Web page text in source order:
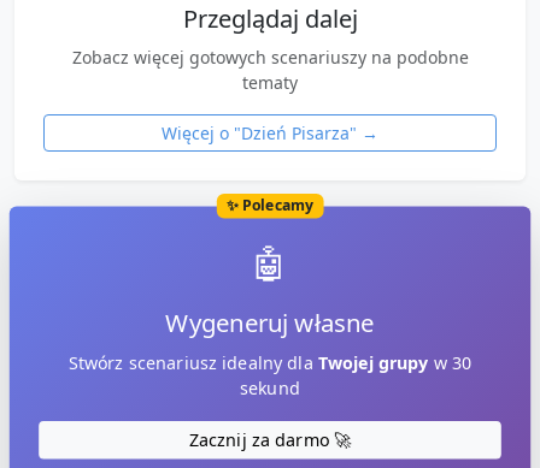
Przeglądaj dalej
Zobacz więcej gotowych scenariuszy na podobne
tematy
Więcej o "Dzień Pisarza" →
✨ Polecamy
🤖
Wygeneruj własne
Stwórz scenariusz idealny dla Twojej grupy w 30
sekund
Zacznij za darmo 🚀